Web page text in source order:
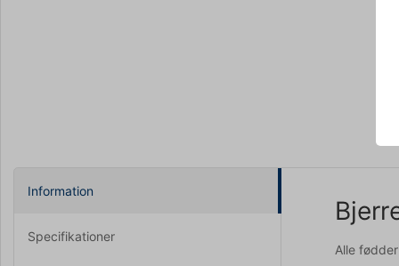
Information
Specifikationer
Alle